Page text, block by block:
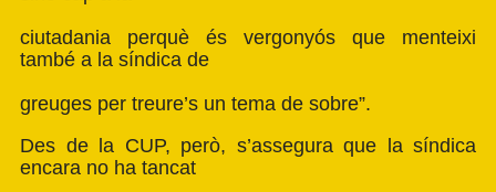
ciutadania perquè és vergonyós que menteixi
també a la síndica de
greuges per treure’s un tema de sobre”.
Des de la CUP, però, s’assegura que la síndica
encara no ha tancat